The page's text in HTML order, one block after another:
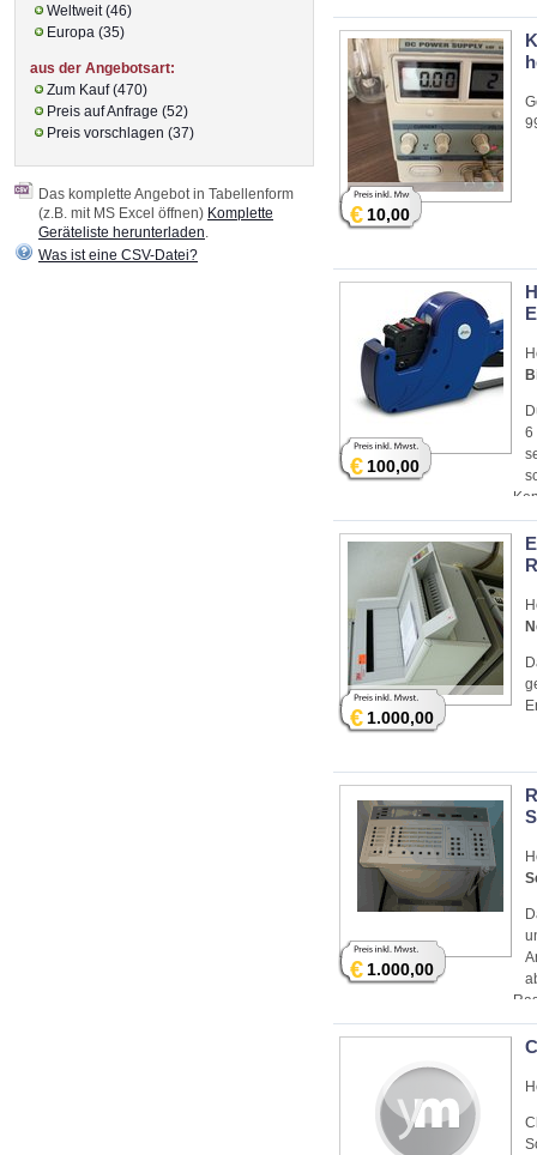
€10,00
6
€100,00
€1.000,00
€1.000,00
Weltweit (46)
Europa (35)
aus der Angebotsart:
Zum Kauf (470)
Preis auf Anfrage (52)
Preis vorschlagen (37)
Das komplette Angebot in Tabellenform
(z.B. mit MS Excel öffnen) Komplette
Geräteliste herunterladen.
Was ist eine CSV-Datei?